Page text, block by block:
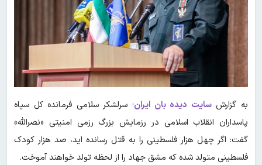
به گزارشسایت دیده بان ایران؛ سرلشکر سلامی فرمانده کل سپاه
پاسداران انقلاب اسلامی در رزمایش بزرگ رزمی امنیتی «نصرالله»
گفت: اگر چهل هزار فلسطینی را به قتل رسانده اید، صد هزار کودک
فلسطینی متولد شده که مشق جهاد را از لحظه تولد خواهند آموخت.